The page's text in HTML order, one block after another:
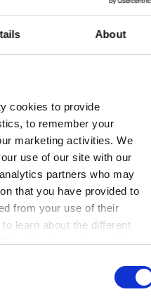
About
cookies to provide
to remember your
marketing activities. We
use of our site with our
partners who may
that you have provided to
from your use of their
learn about the different
will only use the cookies
consent. You may
by using the link in our
CON NOSOTROSTel: +34